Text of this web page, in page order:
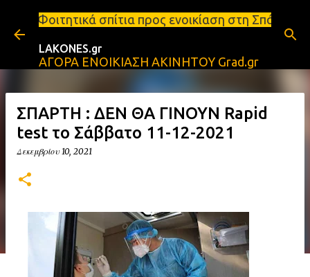
Μετάβαση στο κύριο περιεχόμενο
προς ενοικίαση στη Σπάρτη Ενοικιάσεις
LAKONES.gr
ΑΓΟΡΑ ΕΝΟΙΚΙΑΣΗ ΑΚΙΝΗΤΟΥ Grad.gr
ΣΠΑΡΤΗ : ΔΕΝ ΘΑ ΓΙΝΟΥΝ Rapid
test το Σάββατο 11-12-2021
Δεκεμβρίου 10, 2021